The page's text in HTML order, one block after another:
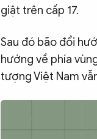
giật trên cấp 17.
Sau đó bão đổi
hướng về phía
tượng Việt Nam